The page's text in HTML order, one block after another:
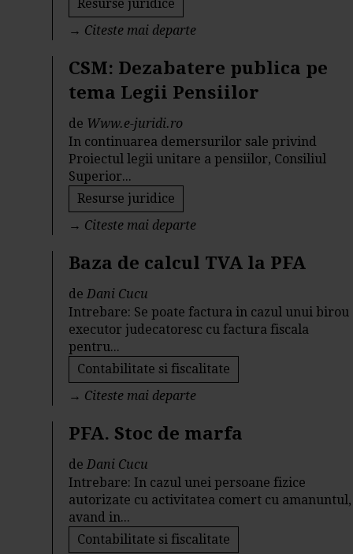
Resurse juridice
→ Citeste mai departe
CSM: Dezabatere publica pe
tema Legii Pensiilor
de Www.e-juridi.ro
In continuarea demersurilor sale privind
Proiectul legii unitare a pensiilor, Consiliul
Superior...
Resurse juridice
→ Citeste mai departe
Baza de calcul TVA la PFA
deDani Cucu
Intrebare: Se poate factura in cazul unui birou
executor judecatoresc cu factura fiscala
pentru...
Contabilitate si fiscalitate
→ Citeste mai departe
PFA. Stoc de marfa
deDani Cucu
Intrebare: In cazul unei persoane fizice
autorizate cu activitatea comert cu amanuntul,
avand in...
Contabilitate si fiscalitate